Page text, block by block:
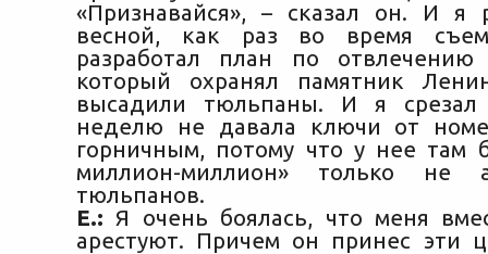
«Признавайся», – сказал он. И я
весной, как раз во время
разработал план по отвлечению
который охранял памятник
высадили тюльпаны. И я
неделю не давала ключи от
горничным, потому что у нее там
миллион-миллион» только
тюльпанов.
Е.: Я очень боялась, что меня
арестуют. Причем он принес эти